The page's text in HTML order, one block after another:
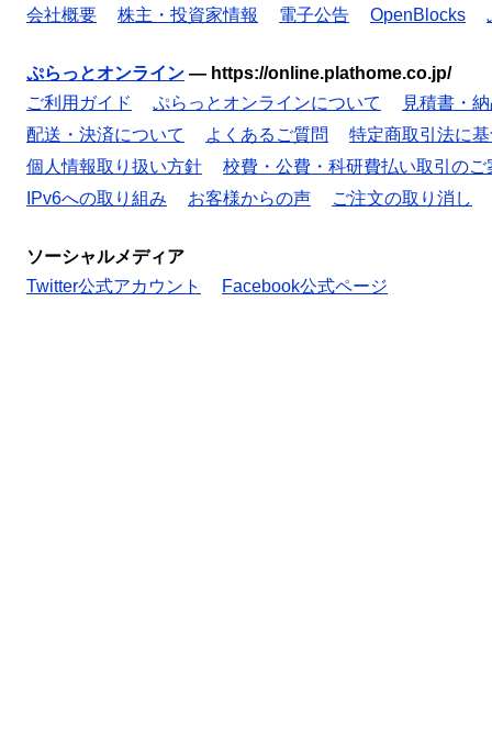
会社概要 株主・投資家情報 電子公告 OpenBlocks
ぷらっとオンライン — https://online.plathome.co.jp/
ご利用ガイド
ぷらっとオンラインについて
見積書・
配送・決済について
よくあるご質問
特定商取引法に
個人情報取り扱い方針
校費・公費・科研費払い取引のご
IPv6への取り組み
お客様からの声 ご注文の取り消し
ソーシャルメディア
Twitter公式アカウント
Facebook公式ページ